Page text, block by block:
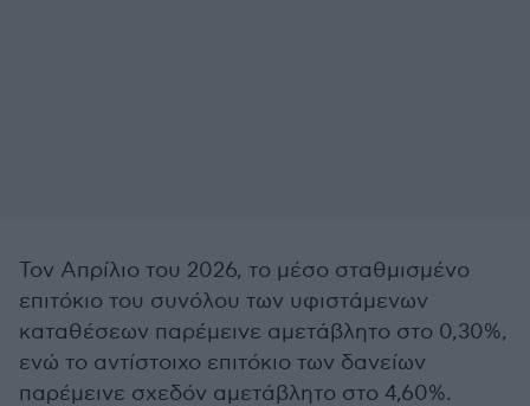
Τον Απρίλιο του 2026, το μέσο σταθμισμένο
επιτόκιο του συνόλου των υφιστάμενων
καταθέσεων παρέμεινε αμετάβλητο στο 0,30%,
ενώ το αντίστοιχο επιτόκιο των δανείων
παρέμεινε σχεδόν αμετάβλητο στο 4,60%.